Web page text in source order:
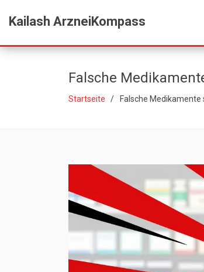
Kailash ArzneiKompass
Falsche
Startseite Falsche